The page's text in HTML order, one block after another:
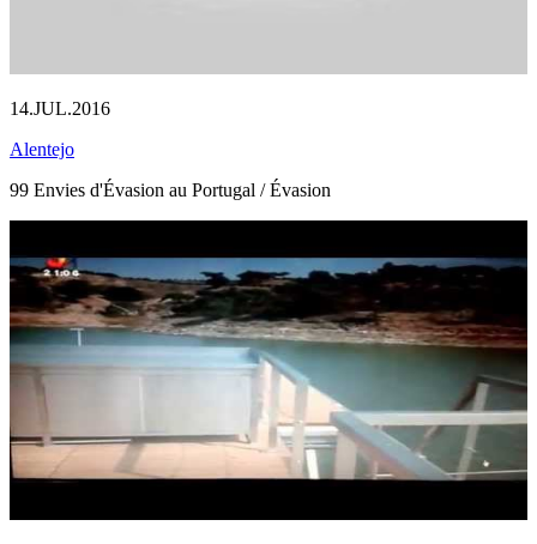
14.JUL.2016
Alentejo
99 Envies d'Évasion au Portugal / Évasion